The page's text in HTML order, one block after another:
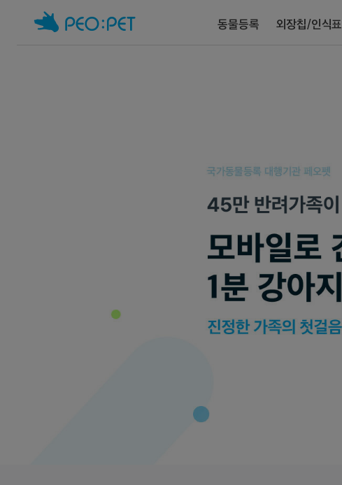
동물등록 외장칩/인식표